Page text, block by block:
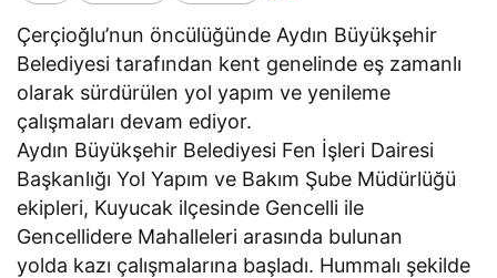
Çerçioğlu’nun öncülüğünde Aydın Büyükşehir
Belediyesi tarafından kent genelinde eş zamanlı
olarak sürdürülen yol yapım ve yenileme
çalışmaları devam ediyor.
Aydın Büyükşehir Belediyesi Fen İşleri Dairesi
Başkanlığı Yol Yapım ve Bakım Şube Müdürlüğü
ekipleri, Kuyucak ilçesinde Gencelli ile
Gencellidere Mahalleleri arasında bulunan
yolda kazı çalışmalarına başladı. Hummalı şekilde